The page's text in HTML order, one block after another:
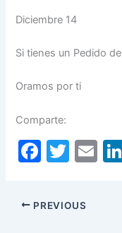
Diciembre 14
Si tienes un Pedido
Oramos por ti
Comparte:
F
c
e
T
itt
er
E
PREVIOUS